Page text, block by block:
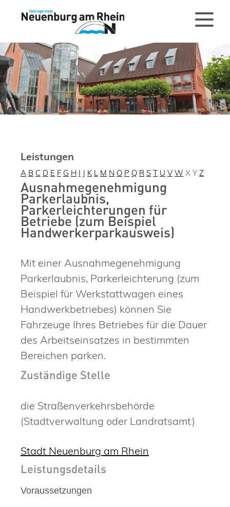
Leistungen
A B C D E F G H I J K L M N O P Q R S T U V W X Y Z
Ausnahmegenehmigung
Parkerlaubnis,
Parkerleichterungen für
Betriebe (zum Beispiel
Handwerkerparkausweis)
Mit einer Ausnahmegenehmigung
Parkerlaubnis, Parkerleichterung (zum
Beispiel für Werkstattwagen eines
Handwerkbetriebes) können Sie
Fahrzeuge Ihres Betriebes für die Dauer
des Arbeitseinsatzes in bestimmten
Bereichen parken.
Zuständige Stelle
die Straßenverkehrsbehörde
(Stadtverwaltung oder Landratsamt)
Stadt Neuenburg am Rhein
Leistungsdetails
Voraussetzungen